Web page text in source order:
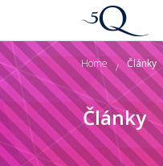
Články
Home / Články